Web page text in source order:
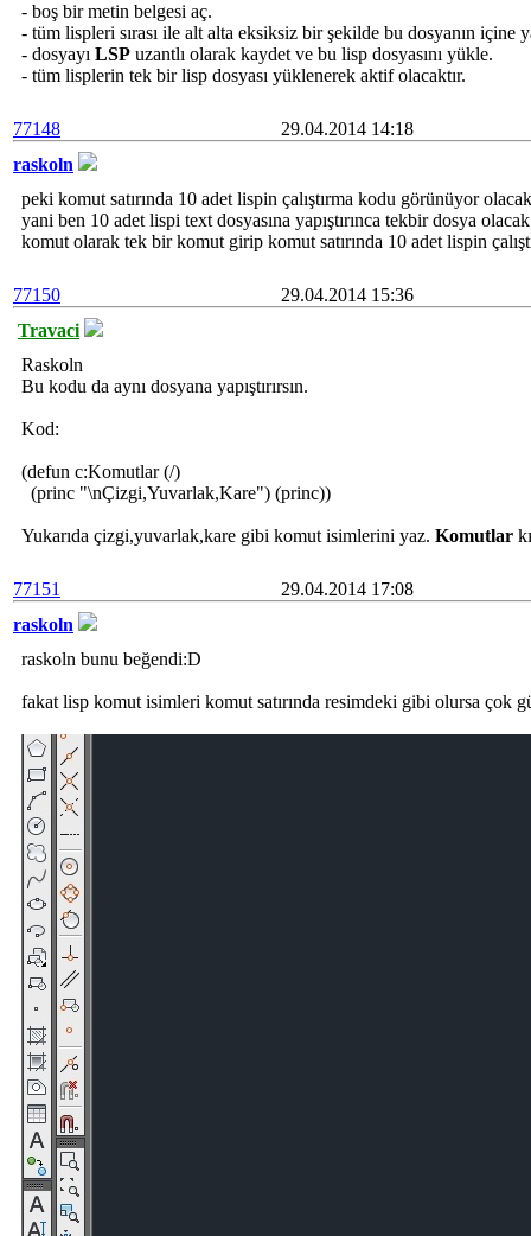
- boş bir metin belgesi aç.
- tüm lispleri sırası ile alt alta eksiksiz bir şekilde bu dosyanın içine
- dosyayı LSP uzantlı olarak kaydet ve bu lisp dosyasını yükle.
- tüm lisplerin tek bir lisp dosyası yüklenerek aktif olacaktır.
77148
29.04.2014 14:18
raskoln
peki komut satırında 10 adet lispin çalıştırma kodu görünüyor
yani ben 10 adet lispi text dosyasına yapıştırınca tekbir dosya
komut olarak tek bir komut girip komut satırında 10 adet lispin
77150
29.04.2014 15:36
Travaci
Raskoln
Bu kodu da aynı dosyana yapıştırırsın.
Kod:
(defun c:Komutlar (/)
(princ "\nÇizgi,Yuvarlak,Kare") (princ))
Yukarıda çizgi,yuvarlak,kare gibi komut isimlerini yaz. Komutlar
77151
29.04.2014 17:08
raskoln
raskoln bunu beğendi:D
fakat lisp komut isimleri komut satırında resimdeki gibi olursa çok